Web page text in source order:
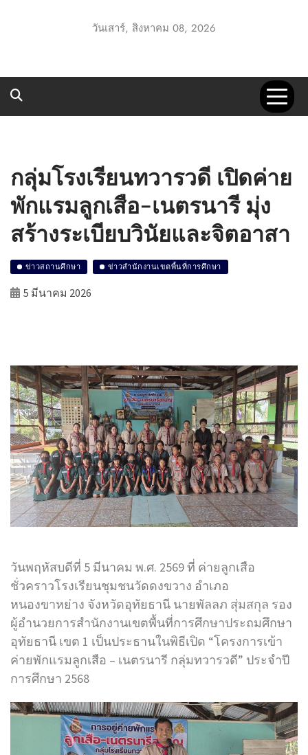
วันเสาร์, สิงหาคม 08, 2026
UTT1 GO
กลุ่มโรงเรียนทวารวดี เปิดค่าย
พักแรมลูกเสือ-เนตรนารี มุ่ง
สร้างระเบียบวินัยและจิตอาสา
ข่าวสถานศึกษา ข่าวสำนักงานเขตพื้นที่การศึกษา
5 มีนาคม 2026
วันพฤหัสบดีที่ 5 มีนาคม พ.ศ. 2569 ที่ ค่ายลูกเสือ
ชั่วคราวโรงเรียนชุมชนวัดดงขวาง อำเภอ
หนองขาหย่าง จังหวัดอุทัยธานี นายพัลลภ สุ่มสกุล รอง
ผู้อำนวยการสำนักงานเขตพื้นที่การศึกษาประถมศึกษา
อุทัยธานี เขต 1 เป็นประธานในพิธีเปิด “โครงการเข้า
ค่ายพักแรมลูกเสือ – เนตรนารี กลุ่มทวารวดี” ประจำปี
การศึกษา 2568